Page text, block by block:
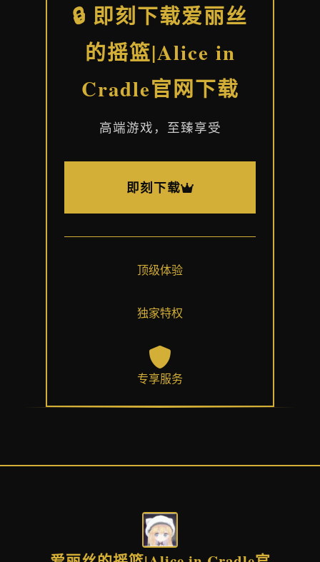
🔒 即刻下载爱丽丝
的摇篮|Alice in
Cradle官网下载
高端游戏，至臻享受
即刻下载
顶级体验
独家特权
专享服务